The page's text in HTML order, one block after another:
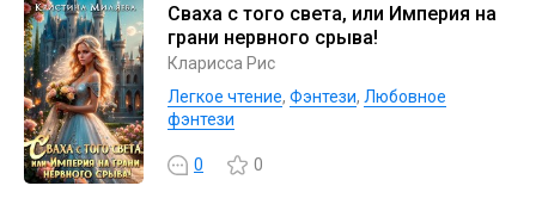
Сваха с того света, или Империя на
грани нервного срыва!
Кларисса Рис
Легкое чтение, Фэнтези, Любовное
фэнтези
0 0